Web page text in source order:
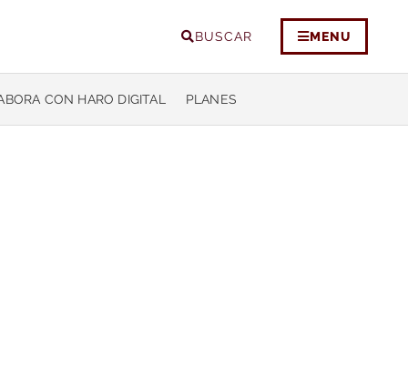
BUSCAR MENU
CON HARO DIGITAL PLANES